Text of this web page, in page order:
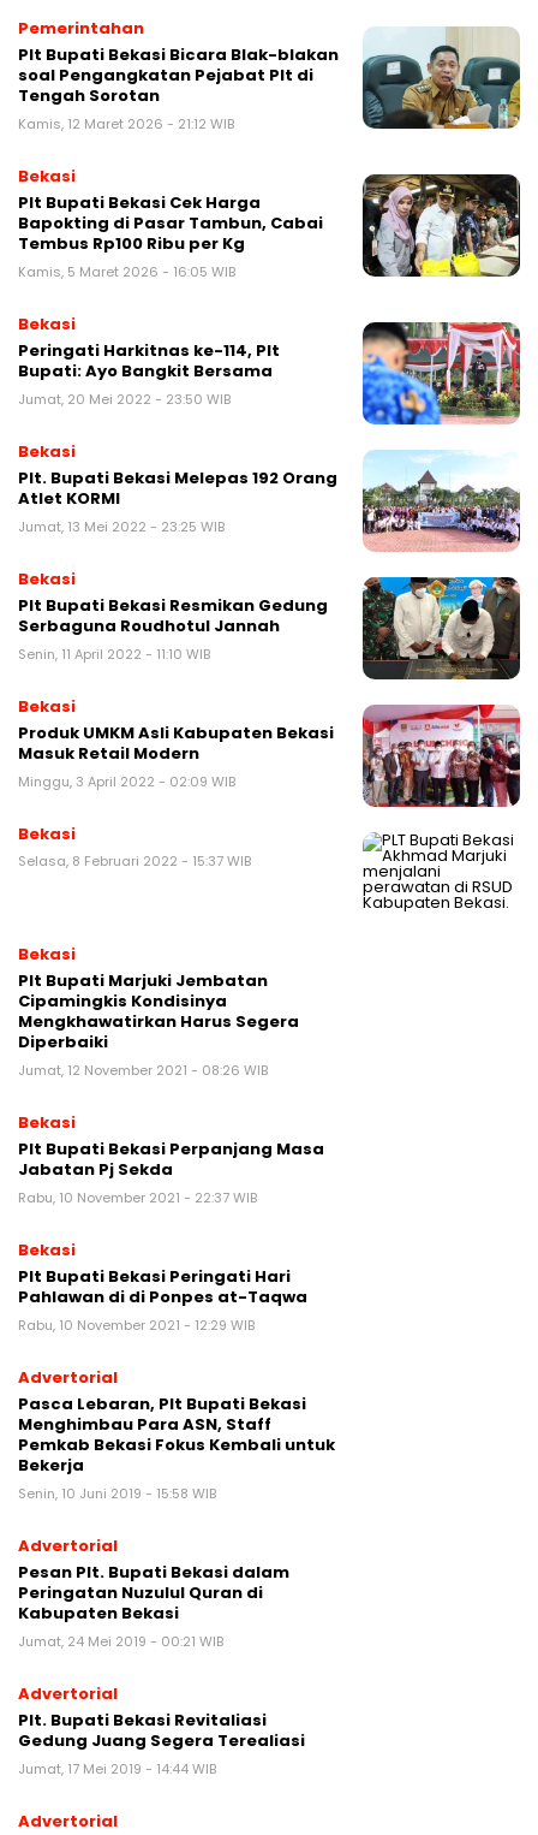
Pemerintahan
Plt Bupati Bekasi Bicara Blak-blakan
soal Pengangkatan Pejabat Plt di
Tengah Sorotan
Kamis, 12 Maret 2026 - 21:12 WIB
Bekasi
Plt Bupati Bekasi Cek Harga
Bapokting di Pasar Tambun, Cabai
Tembus Rp100 Ribu per Kg
Kamis, 5 Maret 2026 - 16:05 WIB
Bekasi
Peringati Harkitnas ke-114, Plt
Bupati: Ayo Bangkit Bersama
Jumat, 20 Mei 2022 - 23:50 WIB
Bekasi
Plt. Bupati Bekasi Melepas 192 Orang
Atlet KORMI
Jumat, 13 Mei 2022 - 23:25 WIB
Bekasi
Plt Bupati Bekasi Resmikan Gedung
Serbaguna Roudhotul Jannah
Senin, 11 April 2022 - 11:10 WIB
Bekasi
Produk UMKM Asli Kabupaten Bekasi
Masuk Retail Modern
Minggu, 3 April 2022 - 02:09 WIB
Bekasi
Selasa, 8 Februari 2022 - 15:37 WIB
Bekasi
Plt Bupati Marjuki Jembatan
Cipamingkis Kondisinya
Mengkhawatirkan Harus Segera
Diperbaiki
Jumat, 12 November 2021 - 08:26 WIB
Bekasi
Plt Bupati Bekasi Perpanjang Masa
Jabatan Pj Sekda
Rabu, 10 November 2021 - 22:37 WIB
Bekasi
Plt Bupati Bekasi Peringati Hari
Pahlawan di di Ponpes at-Taqwa
Rabu, 10 November 2021 - 12:29 WIB
Advertorial
Pasca Lebaran, Plt Bupati Bekasi
Menghimbau Para ASN, Staff
Pemkab Bekasi Fokus Kembali untuk
Bekerja
Senin, 10 Juni 2019 - 15:58 WIB
Advertorial
Pesan Plt. Bupati Bekasi dalam
Peringatan Nuzulul Quran di
Kabupaten Bekasi
Jumat, 24 Mei 2019 - 00:21 WIB
Advertorial
Plt. Bupati Bekasi Revitaliasi
Gedung Juang Segera Terealiasi
Jumat, 17 Mei 2019 - 14:44 WIB
Advertorial